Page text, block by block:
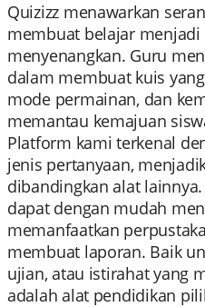
Quizizz menawarkan
membuat belajar menjadi
menyenangkan. Guru
dalam membuat kuis
mode permainan, dan
memantau kemajuan
Platform kami terkenal
jenis pertanyaan,
dibandingkan alat
dapat dengan mudah
memanfaatkan
membuat laporan. Baik
ujian, atau istirahat yang
adalah alat pendidikan